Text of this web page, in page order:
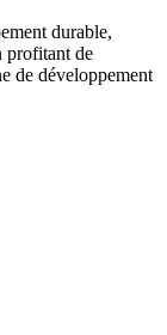
durable,
profitant de
de développement